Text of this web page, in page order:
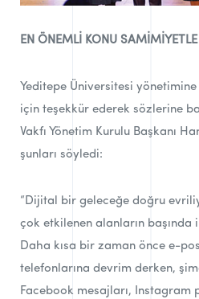
EN ÖNEMLİ KONU
Yeditepe Üniversitesi
için teşekkür ederek sözlerine
Vakfı Yönetim Kurulu Başkanı
şunları söyledi:
“Dijital bir geleceğe doğru
çok etkilenen alanların
Daha kısa bir zaman önce e-
telefonlarına devrim derken,
Facebook mesajları, Instagram